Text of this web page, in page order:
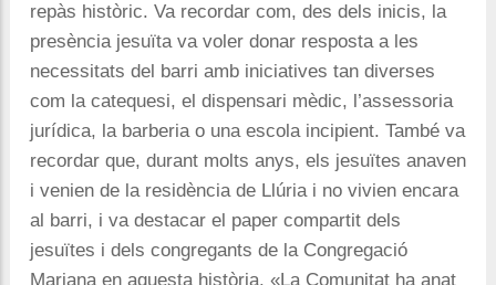
repàs històric. Va recordar com, des dels inicis, la
presència jesuïta va voler donar resposta a les
necessitats del barri amb iniciatives tan diverses
com la catequesi, el dispensari mèdic, l’assessoria
jurídica, la barberia o una escola incipient. També va
recordar que, durant molts anys, els jesuïtes anaven
i venien de la residència de Llúria i no vivien encara
al barri, i va destacar el paper compartit dels
jesuïtes i dels congregants de la Congregació
Mariana en aquesta història. «La Comunitat ha anat